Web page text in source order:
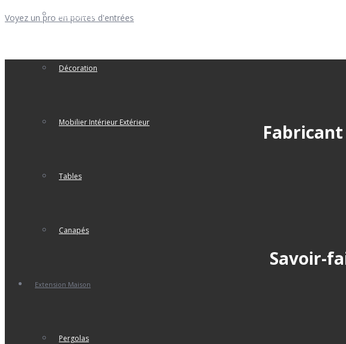
Luminaires
Décoration
Mobilier Intérieur Extérieur
Tables
Canapés
Extension Maison
Pergolas
Voyez un pro en portes d'entrées
Savoir-